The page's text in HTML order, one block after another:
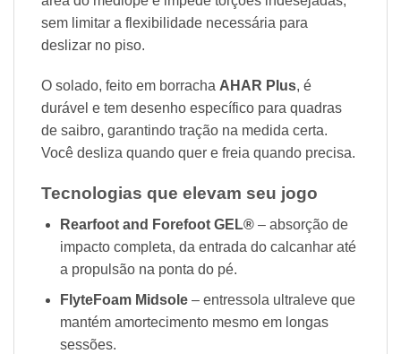
sem limitar a flexibilidade necessária para
deslizar no piso.
O solado, feito em borracha AHAR Plus, é
durável e tem desenho específico para quadras
de saibro, garantindo tração na medida certa.
Você desliza quando quer e freia quando precisa.
Tecnologias que elevam seu jogo
Rearfoot and Forefoot GEL®– absorção de
impacto completa, da entrada do calcanhar até
a propulsão na ponta do pé.
FlyteFoam Midsole– entressola ultraleve que
mantém amortecimento mesmo em longas
sessões.